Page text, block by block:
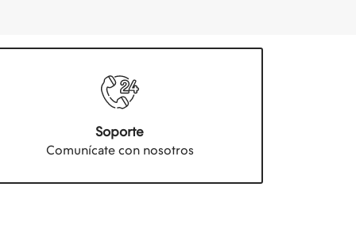
Soporte
Comunícate con nosotros